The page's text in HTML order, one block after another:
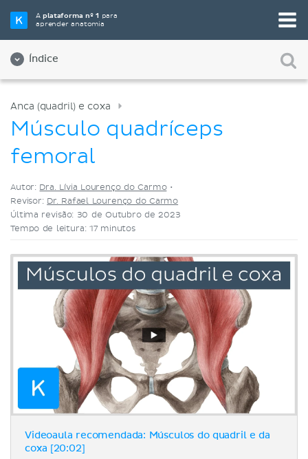
Aplataforma nº 1 para
aprender anatomia
Índice
Selecione a sua ferramenta de estudo favorita
Videoaulas
Anca (quadril) e coxa
Músculo quadríceps
femoral
Autor: Dra. Lívia Lourenço do Carmo•
Revisor: Dr. Rafael Lourenço do Carmo
Última revisão: 30 de Outubro de 2023
Tempo de leitura: 17 minutos
Videoaula recomendada: Músculos do quadril e da
coxa [20:02]